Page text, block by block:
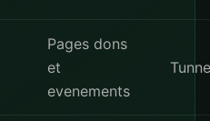
Pages dons
et
evenements